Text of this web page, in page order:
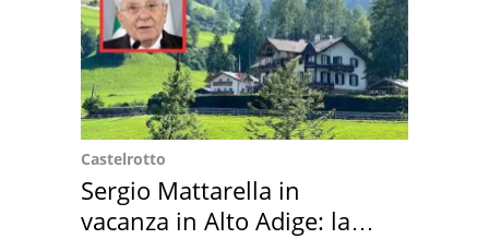
Castelrotto
Sergio Mattarella in
vacanza in Alto Adige: la